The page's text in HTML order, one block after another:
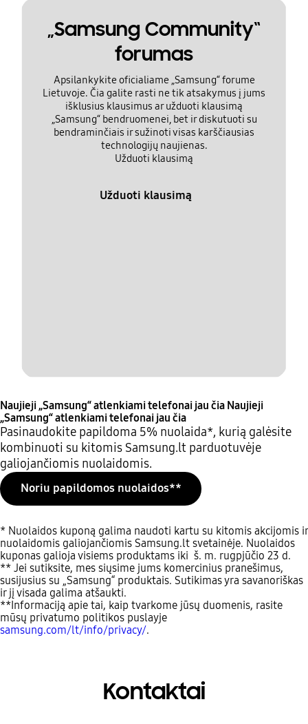
„Samsung Community“
forumas
Apsilankykite oficialiame „Samsung“ forume
Lietuvoje. Čia galite rasti ne tik atsakymus į jums
išklusius klausimus ar užduoti klausimą
„Samsung“ bendruomenei, bet ir diskutuoti su
bendraminčiais ir sužinoti visas karščiausias
technologijų naujienas.
Užduoti klausimą
Užduoti klausimą
Naujieji „Samsung“ atlenkiami telefonai jau čia Naujieji
„Samsung“ atlenkiami telefonai jau čia
Pasinaudokite papildoma 5% nuolaida*, kurią galėsite
kombinuoti su kitomis Samsung.lt parduotuvėje
galiojančiomis nuolaidomis.
Noriu papildomos nuolaidos**
* Nuolaidos kuponą galima naudoti kartu su kitomis akcijomis ir
nuolaidomis galiojančiomis Samsung.lt svetainėje. Nuolaidos
kuponas galioja visiems produktams iki š. m. rugpjūčio 23 d.
** Jei sutiksite, mes siųsime jums komercinius pranešimus,
susijusius su „Samsung“ produktais. Sutikimas yra savanoriškas
ir jį visada galima atšaukti.
**Informaciją apie tai, kaip tvarkome jūsų duomenis, rasite
mūsų privatumo politikos puslayje
samsung.com/lt/info/privacy/.
Kontaktai